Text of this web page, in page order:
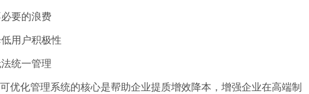
要的浪费
用户积极性
统一管理
优化管理系统的核心是帮助企业提质增效降本，增强企业在高端制